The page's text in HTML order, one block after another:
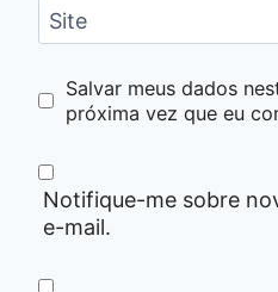
Site
Salvar meus dados
próxima vez que eu
Notifique-me sobre
e-mail.